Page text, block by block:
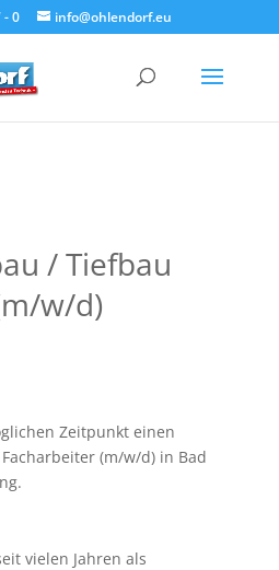
- 0 info@ohlendorf.eu
/ Tiefbau
w/d)
Zeitpunkt einen
(m/w/d) in Bad
vielen Jahren als